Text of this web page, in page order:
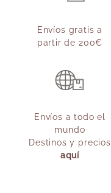
Envíos gratis a
partir de 200€
Envíos a todo el
mundo
Destinos y precios
aquí